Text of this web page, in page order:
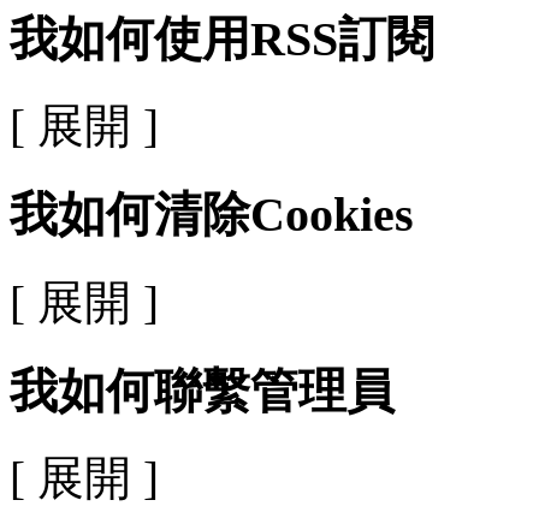
我如何使用RSS訂閱
[ 展開 ]
我如何清除Cookies
[ 展開 ]
我如何聯繫管理員
[ 展開 ]